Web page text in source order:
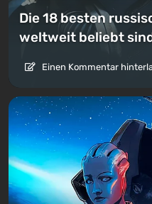
Die 18 besten
weltweit beliebt
Einen Kommentar